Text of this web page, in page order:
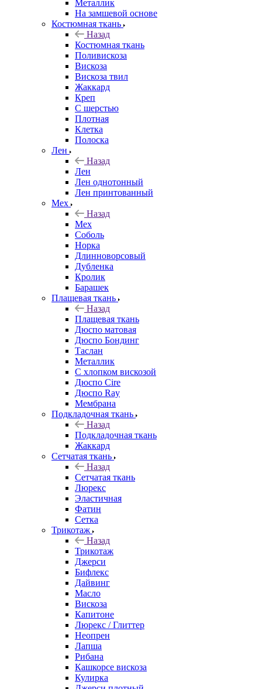
Металлик
На замшевой основе
Костюмная ткань
Назад
Костюмная ткань
Поливискоза
Вискоза
Вискоза твил
Жаккард
Креп
С шерстью
Плотная
Клетка
Полоска
Лен
Назад
Лен
Лен однотонный
Лен принтованный
Мех
Назад
Мех
Соболь
Норка
Длинноворсовый
Дубленка
Кролик
Барашек
Плащевая ткань
Назад
Плащевая ткань
Дюспо матовая
Дюспо Бондинг
Таслан
Металлик
С хлопком вискозой
Дюспо Cire
Дюспо Ray
Мембрана
Подкладочная ткань
Назад
Подкладочная ткань
Жаккард
Сетчатая ткань
Назад
Сетчатая ткань
Люрекс
Эластичная
Фатин
Сетка
Трикотаж
Назад
Трикотаж
Джерси
Бифлекс
Дайвинг
Масло
Вискоза
Капитоне
Люрекс / Глиттер
Неопрен
Лапша
Рибана
Кашкорсе вискоза
Кулирка